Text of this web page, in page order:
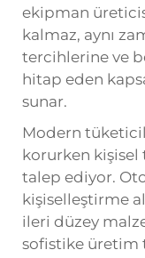
ekipman
kalmaz, aynı
tercihlerine ve
hitap eden
sunar.
Modern
korurken kişisel
talep ediyor.
kişiselleştirme
ileri düzey
sofistike üretim